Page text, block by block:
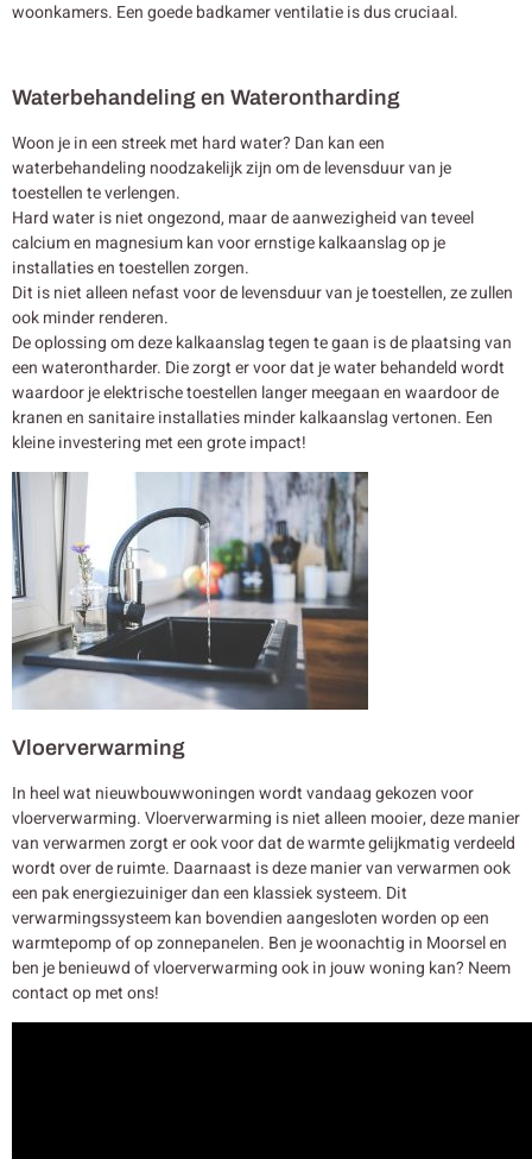
woonkamers. Een goede badkamer ventilatie is dus cruciaal.
Waterbehandeling en Waterontharding
Woon je in een streek met hard water? Dan kan een
waterbehandeling noodzakelijk zijn om de levensduur van je
toestellen te verlengen.
Hard water is niet ongezond, maar de aanwezigheid van teveel
calcium en magnesium kan voor ernstige kalkaanslag op je
installaties en toestellen zorgen.
Dit is niet alleen nefast voor de levensduur van je toestellen, ze zullen
ook minder renderen.
De oplossing om deze kalkaanslag tegen te gaan is de plaatsing van
een waterontharder. Die zorgt er voor dat je water behandeld wordt
waardoor je elektrische toestellen langer meegaan en waardoor de
kranen en sanitaire installaties minder kalkaanslag vertonen. Een
kleine investering met een grote impact!
Vloerverwarming
In heel wat nieuwbouwwoningen wordt vandaag gekozen voor
vloerverwarming. Vloerverwarming is niet alleen mooier, deze manier
van verwarmen zorgt er ook voor dat de warmte gelijkmatig verdeeld
wordt over de ruimte. Daarnaast is deze manier van verwarmen ook
een pak energiezuiniger dan een klassiek systeem. Dit
verwarmingssysteem kan bovendien aangesloten worden op een
warmtepomp of op zonnepanelen. Ben je woonachtig in Moorsel en
ben je benieuwd of vloerverwarming ook in jouw woning kan? Neem
contact op met ons!